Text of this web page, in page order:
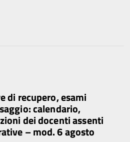
di recupero, esami
calendario,
dei docenti assenti
– mod. 6 agosto